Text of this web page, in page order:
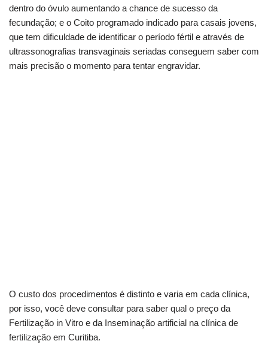
dentro do óvulo aumentando a chance de sucesso da
fecundação; e o Coito programado indicado para casais jovens,
que tem dificuldade de identificar o período fértil e através de
ultrassonografias transvaginais seriadas conseguem saber com
mais precisão o momento para tentar engravidar.
O custo dos procedimentos é distinto e varia em cada clínica,
por isso, você deve consultar para saber qual o preço da
Fertilização in Vitro e da Inseminação artificial na clínica de
fertilização em Curitiba.